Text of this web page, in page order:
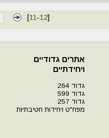
[11 -12]
אתרים גדודיים
ויחידתיים
גדוד 264
גדוד 599
גדוד 257
מפח"ט ויחידות חטיבתיות